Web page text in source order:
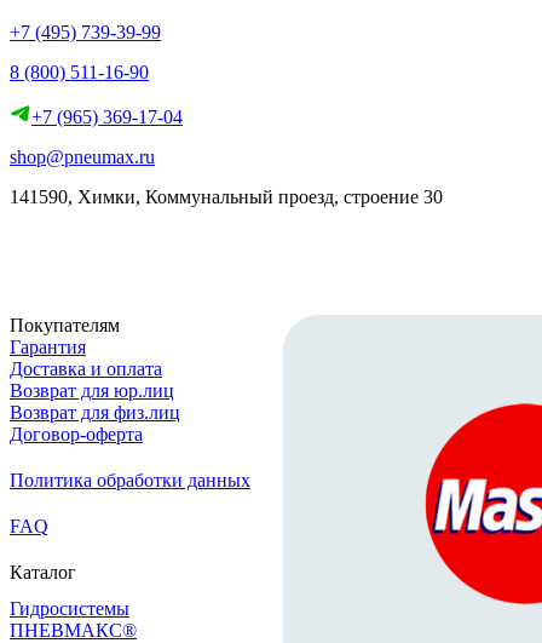
+7 (495) 739-39-99
8 (800) 511-16-90
+7 (965) 369-17-04
shop@pneumax.ru
141590, Химки, Коммунальный проезд, строение 30
Покупателям
Гарантия
Доставка и оплата
Возврат для юр.лиц
Возврат для физ.лиц
Договор-оферта
Политика обработки данных
FAQ
Каталог
Гидросистемы
ПНЕВМАКС®